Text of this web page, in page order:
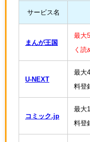
サービス名
まんが王国
最大
く読
U-NEXT
最大
料登
コミック.jp
最大
料登